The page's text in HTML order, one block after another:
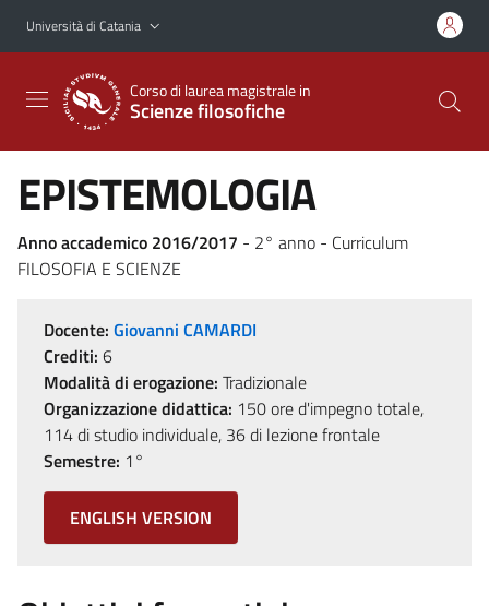
Vai al contenuto principale
Vai al menu di navigazione
Università di Catania
Corso di laurea magistrale in
Scienze filosofiche
EPISTEMOLOGIA
Anno accademico 2016/2017 - 2° anno - Curriculum
FILOSOFIA E SCIENZE
Docente: Giovanni CAMARDI
Crediti: 6
Modalità di erogazione: Tradizionale
Organizzazione didattica: 150 ore d'impegno totale,
114 di studio individuale, 36 di lezione frontale
Semestre: 1°
ENGLISH VERSION